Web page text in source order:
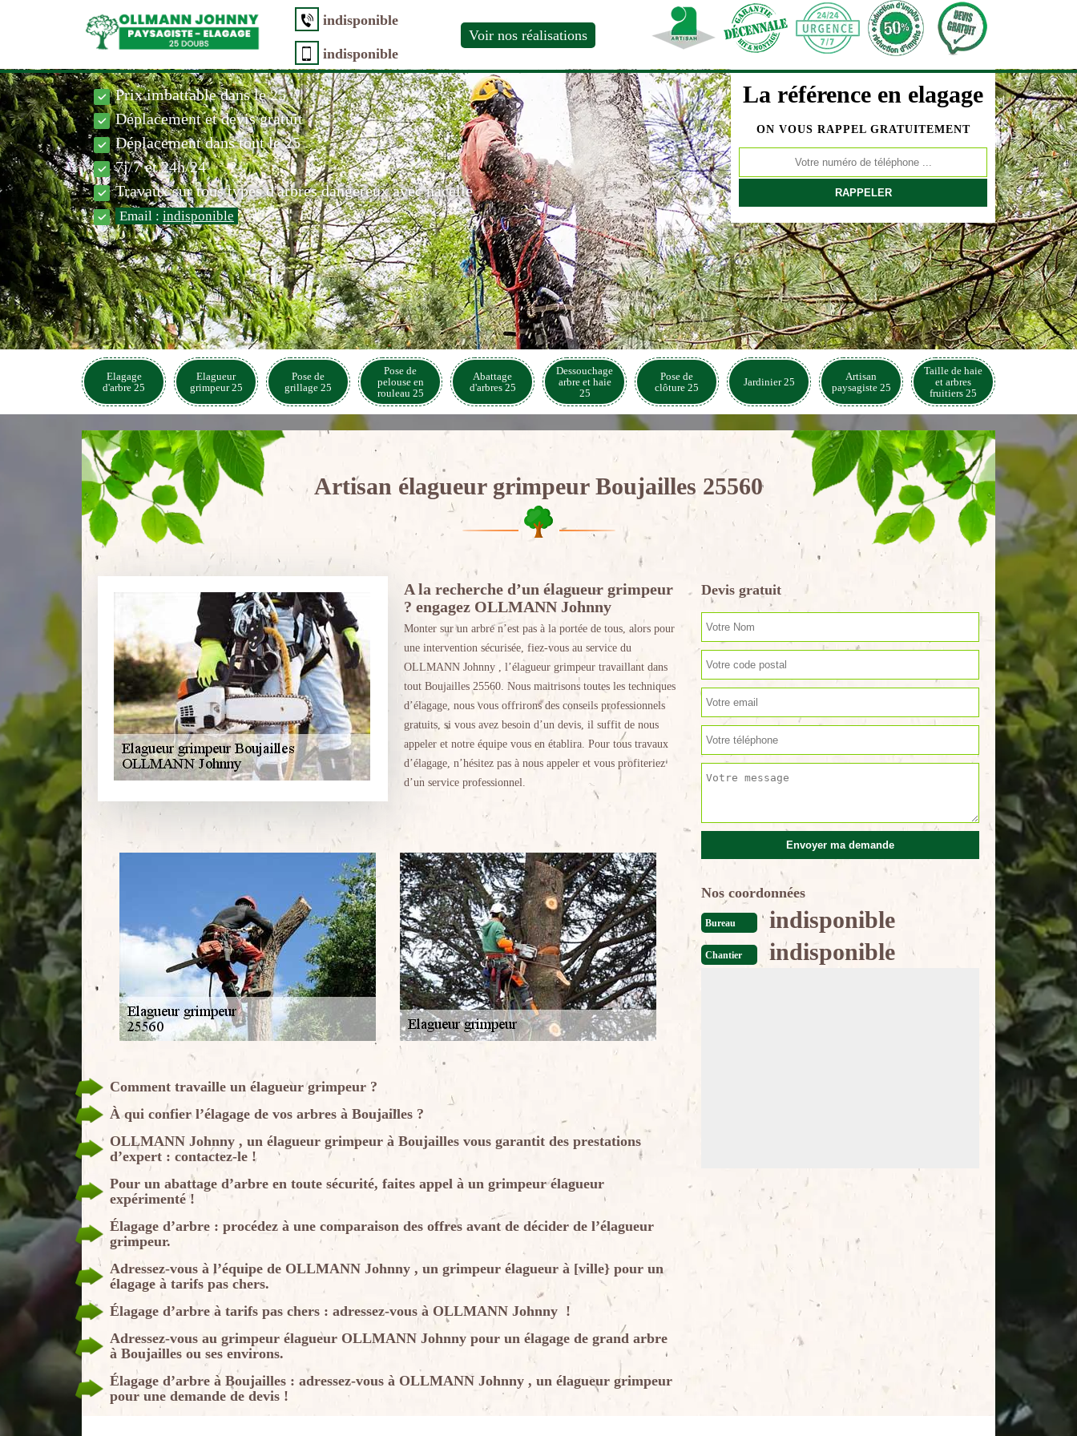
indisponible
indisponible
Voir nos réalisations
La référence en elagage
ON VOUS RAPPEL GRATUITEMENT
Prix imbattable dans le 25
Déplacement et devis gratuit
Déplacement dans tout le 25
7j/7 et 24h/24
Travaux sur tous types d'arbres dangereux avec nacelle
Email : indisponible
Elagage
d'arbre 25
Elagueur
grimpeur 25
Pose de
grillage 25
Pose de
pelouse en
rouleau 25
Abattage
d'arbres 25
Dessouchage
arbre et haie
25
Pose de
clôture 25
Jardinier 25
Artisan
paysagiste 25
Taille de haie
et arbres
fruitiers 25
Artisan élagueur grimpeur Boujailles 25560
A la recherche d’un élagueur grimpeur
? engagez OLLMANN Johnny
Monter sur un arbre n’est pas à la portée de tous, alors pour
une intervention sécurisée, fiez-vous au service du
OLLMANN Johnny , l’élagueur grimpeur travaillant dans
tout Boujailles 25560. Nous maitrisons toutes les techniques
d’élagage, nous vous offrirons des conseils professionnels
gratuits, si vous avez besoin d’un devis, il suffit de nous
appeler et notre équipe vous en établira. Pour tous travaux
d’élagage, n’hésitez pas à nous appeler et vous profiteriez
d’un service professionnel.
Comment travaille un élagueur grimpeur ?
À qui confier l’élagage de vos arbres à Boujailles ?
OLLMANN Johnny , un élagueur grimpeur à Boujailles vous garantit des prestations
d’expert : contactez-le !
Pour un abattage d’arbre en toute sécurité, faites appel à un grimpeur élagueur
expérimenté !
Élagage d’arbre : procédez à une comparaison des offres avant de décider de l’élagueur
grimpeur.
Adressez-vous à l’équipe de OLLMANN Johnny , un grimpeur élagueur à [ville} pour un
élagage à tarifs pas chers.
Élagage d’arbre à tarifs pas chers : adressez-vous à OLLMANN Johnny !
Adressez-vous au grimpeur élagueur OLLMANN Johnny pour un élagage de grand arbre
à Boujailles ou ses environs.
Élagage d’arbre à Boujailles : adressez-vous à OLLMANN Johnny , un élagueur grimpeur
pour une demande de devis !
Devis gratuit
Nos coordonnées
Bureau indisponible
Chantier indisponible